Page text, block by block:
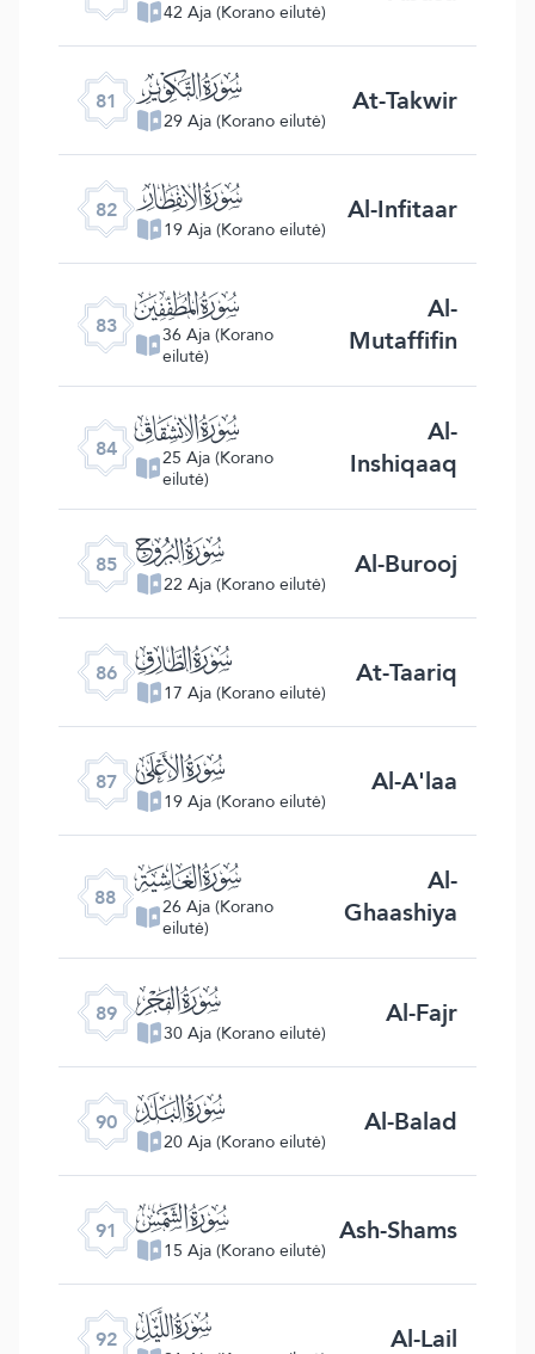
42 Aja (Korano eilutė)
81 ﯾ
29 Aja (Korano eilutė) At-Takwir
82 ﯿ
19 Aja (Korano eilutė) Al-Infitaar
83 ﰀ
36 Aja (Korano
eilutė)
Al-
Mutaffifin
84 ﰁ
25 Aja (Korano
eilutė)
Al-
Inshiqaaq
85 ﰂ
22 Aja (Korano eilutė) Al-Burooj
86 ﰃ
17 Aja (Korano eilutė) At-Taariq
87 ﰄ
19 Aja (Korano eilutė) Al-A'laa
88 ﰅ
26 Aja (Korano
eilutė)
Al-
Ghaashiya
89 ﰆ
30 Aja (Korano eilutė) Al-Fajr
90 ﰇ
20 Aja (Korano eilutė) Al-Balad
91 ﰈ
15 Aja (Korano eilutė) Ash-Shams
92 ﰉ Al-Lail